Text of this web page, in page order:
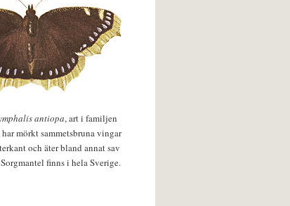
antiopa, art i familjen
mörkt sammetsbruna vingar
och äter bland annat sav
finns i hela Sverige.